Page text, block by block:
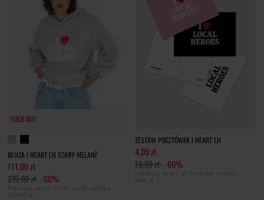
SOLD OUT
BLUZA I HEART LH SZARY MELANŻ
111,00 zł
279,00 zł -60%
Najniższa cena z 30 dni przed obniżką
139,00 zł
ZESTAW POCZTÓWEK I HEART LH
4,00 zł
10,00 zł -60%
Najniższa cena z 30 dni przed obniżką
5,00 zł